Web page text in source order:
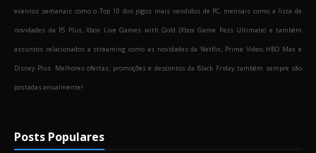
eventos semanais como o Top 10 dos jogos mais vendidos de PC, mensais como a lista de
novidades da PS Plus, Xbox Live Games with Gold (Xbox Game Pass Ultimate) e também
assuntos relacionados a streaming como as novidades da Netflix, Prime Video, HBO Max e
Disney Plus. Melhores ofertas, promoções e descontos da Black Friday também sempre são
postadas anualmente!
Posts Populares